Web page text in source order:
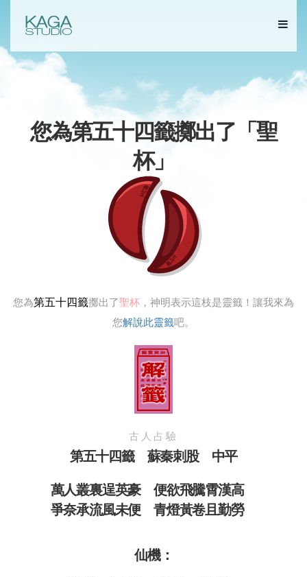
您為第五十四籤擲出了「聖
杯」
您為第五十四籤擲出了聖杯 ，神明表示這枝是靈籤！讓我來為
您解說此靈籤吧。
古人占驗
第五十四籤 蘇秦刺股 中平
萬人叢裏逞英豪 便欲飛騰霄漢高
爭奈承流風未便 青燈黃卷且勤勞
仙機：